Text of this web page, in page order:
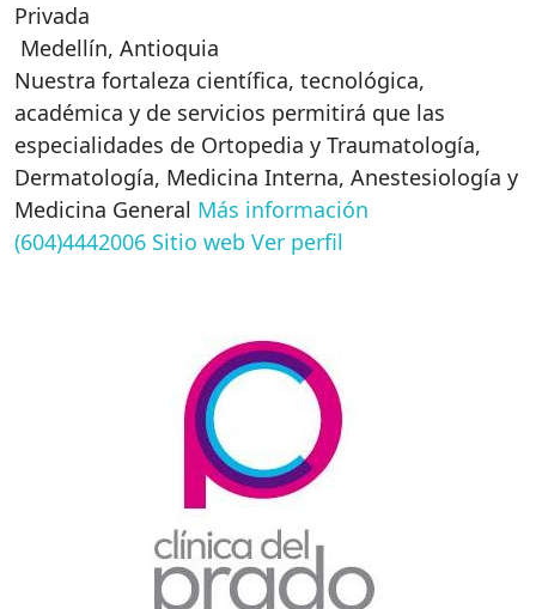
Privada
Medellín, Antioquia
Nuestra fortaleza científica, tecnológica,
académica y de servicios permitirá que las
especialidades de Ortopedia y Traumatología,
Dermatología, Medicina Interna, Anestesiología y
Medicina General Más información
(604)4442006 Sitio web Ver perfil